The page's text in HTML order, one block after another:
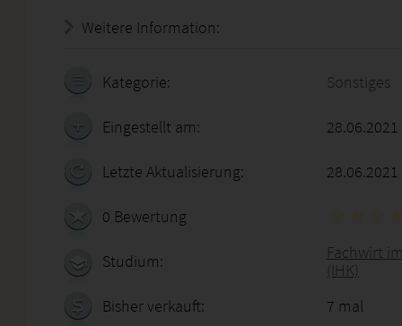
Weitere Information:
Kategorie: Sonstiges
Eingestellt am:
Letzte Aktualisierung: 28.06.2021
0 Bewertung
Studium:
Fachwirt
(IHK)
Bisher verkauft:
7 mal